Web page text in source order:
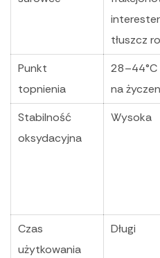
tłuszcz
Punkt
topnienia
28–44°C
na
Stabilność
oksydacyjna
Wysoka
Czas
użytkowania
Długi